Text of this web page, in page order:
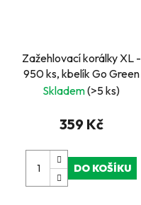
Zažehlovací korálky XL -
950 ks, kbelík Go Green
Skladem(>5 ks)
359 Kč
DO KOŠÍKU